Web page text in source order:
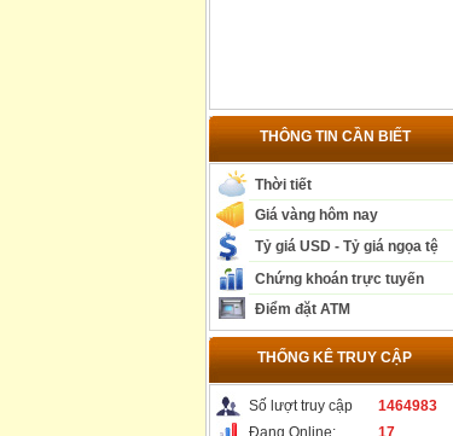
THÔNG TIN CẦN BIẾT
Thời tiết
Giá vàng hôm nay
Tỷ giá USD - Tỷ giá ngọa tệ
Chứng khoán trực tuyến
Điểm đặt ATM
THỐNG KÊ TRUY CẬP
Số lượt truy cập
1464983
Đang Online:
17